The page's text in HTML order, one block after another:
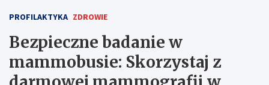
PROFILAKTYKA ZDROWIE
Bezpieczne badanie w
mammobusie: Skorzystaj z